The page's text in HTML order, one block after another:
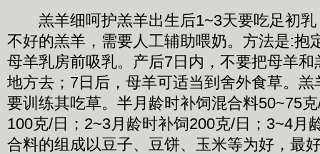
羔羊细呵护羔羊出生后1~3天要吃足初乳
不好的羔羊，需要人工辅助喂奶。方法是:抱
母羊乳房前吸乳。产后7日内，不要把母羊
地方去；7日后，母羊可适当到舍外食草。
要训练其吃草。半月龄时补饲混合料50~75
100克/日；2~3月龄时补饲200克/日；3~4月
合料的组成以豆子、豆饼、玉米等为好，最